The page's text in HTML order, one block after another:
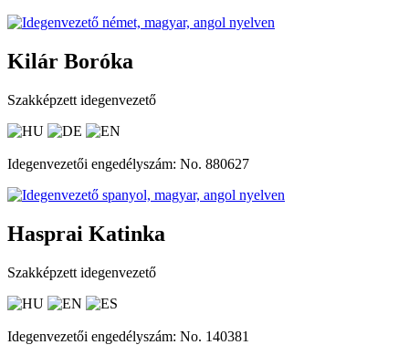
Kilár Boróka
Szakképzett idegenvezető
Idegenvezetői engedélyszám: No. 880627
Hasprai Katinka
Szakképzett idegenvezető
Idegenvezetői engedélyszám: No. 140381